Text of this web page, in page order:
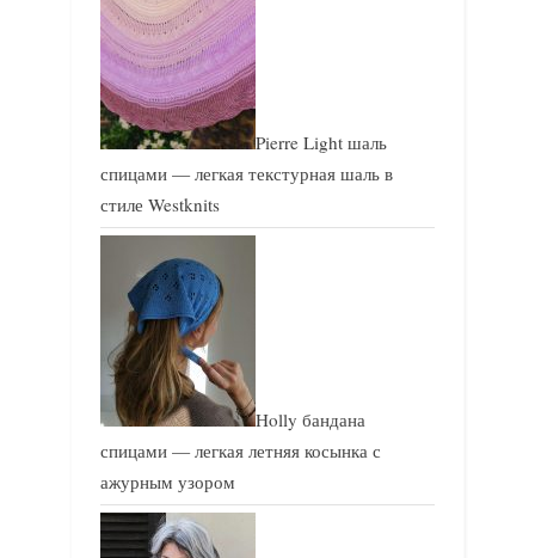
Pierre Light шаль
спицами — легкая текстурная шаль в
стиле Westknits
Holly бандана
спицами — легкая летняя косынка с
ажурным узором